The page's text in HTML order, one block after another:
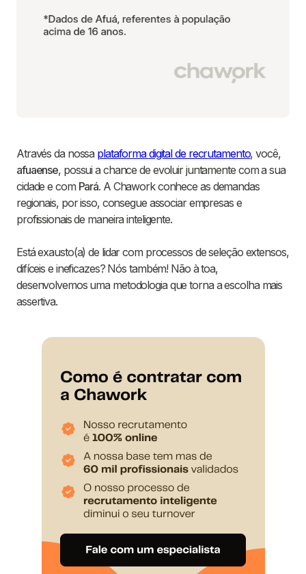
Através da nossa plataforma digital de recrutamento, você,
afuaense, possui a chance de evoluir juntamente com a sua
cidade e com Pará. A Chawork conhece as demandas
regionais, por isso, consegue associar empresas e
profissionais de maneira inteligente.
Está exausto(a) de lidar com processos de seleção extensos,
difíceis e ineficazes? Nós também! Não à toa,
desenvolvemos uma metodologia que torna a escolha mais
assertiva.